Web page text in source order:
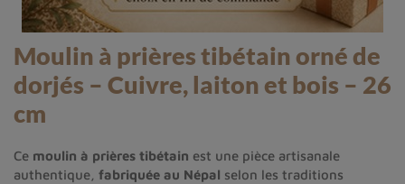
Moulin à prières tibétain orné de
dorjés – Cuivre, laiton et bois – 26
cm
Ce moulin à prières tibétain est une pièce artisanale
authentique, fabriquée au Népal selon les traditions